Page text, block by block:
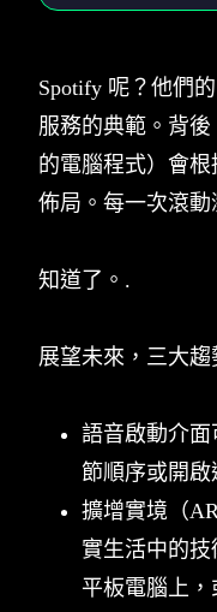
Spotify 呢？他們
服務的典範。背
的電腦程式）會
佈局。每一次滾
知道了。.
展望未來，三大趨
語音啟動介
節順序或開啟
擴增實境（
實生活中的
平板電腦上